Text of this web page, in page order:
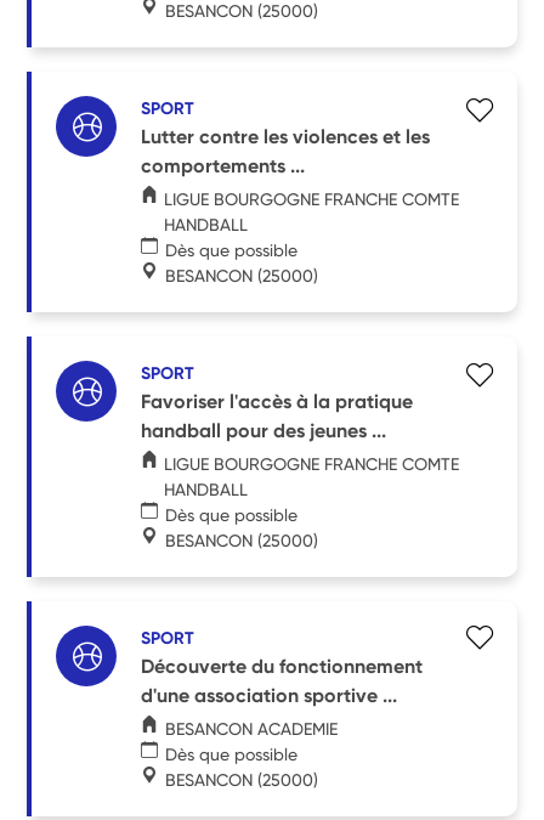
BESANCON (25000)
SPORT
Lutter contre les violences et les
comportements ...
LIGUE BOURGOGNE FRANCHE COMTE
HANDBALL
Dès que possible
BESANCON (25000)
SPORT
Favoriser l'accès à la pratique
handball pour des jeunes ...
LIGUE BOURGOGNE FRANCHE COMTE
HANDBALL
Dès que possible
BESANCON (25000)
SPORT
Découverte du fonctionnement
d'une association sportive ...
BESANCON ACADEMIE
Dès que possible
BESANCON (25000)